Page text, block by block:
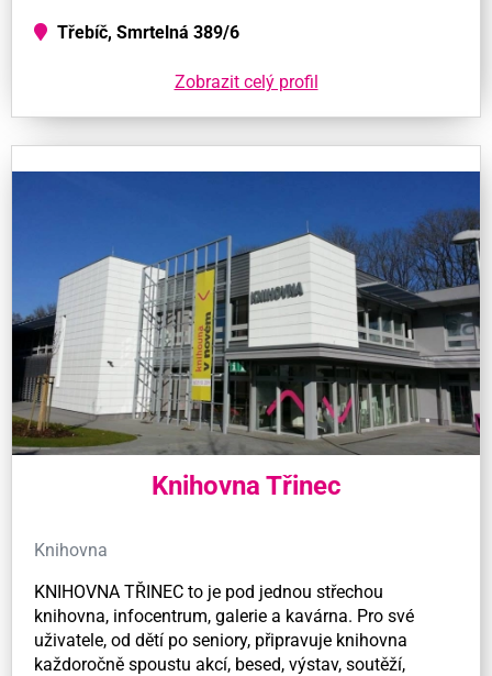
Třebíč, Smrtelná 389/6
Zobrazit celý profil
Knihovna Třinec
Knihovna
KNIHOVNA TŘINEC to je pod jednou střechou
knihovna, infocentrum, galerie a kavárna. Pro své
uživatele, od dětí po seniory, připravuje knihovna
každoročně spoustu akcí, besed, výstav, soutěží,